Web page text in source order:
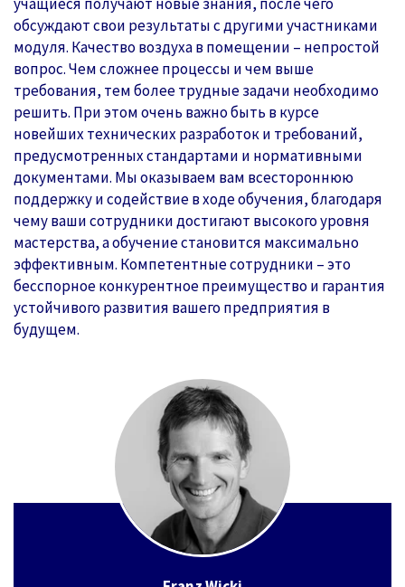
обсуждают свои результаты с другими участниками
модуля. Качество воздуха в помещении – непростой
вопрос. Чем сложнее процессы и чем выше
требования, тем более трудные задачи необходимо
решить. При этом очень важно быть в курсе
новейших технических разработок и требований,
предусмотренных стандартами и нормативными
документами. Мы оказываем вам всестороннюю
поддержку и содействие в ходе обучения, благодаря
чему ваши сотрудники достигают высокого уровня
мастерства, а обучение становится максимально
эффективным. Компетентные сотрудники – это
бесспорное конкурентное преимущество и гарантия
устойчивого развития вашего предприятия в
будущем.